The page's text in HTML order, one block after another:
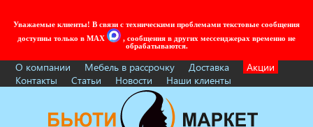
Уважаемые клиенты! В связи с техническими проблемами текстовые сообщения
доступны только в MAX
, сообщения в других мессенджерах временно не
обрабатываются.
О компании Мебель в рассрочку Доставка
Акции
Контакты
Статьи Новости Наши клиенты